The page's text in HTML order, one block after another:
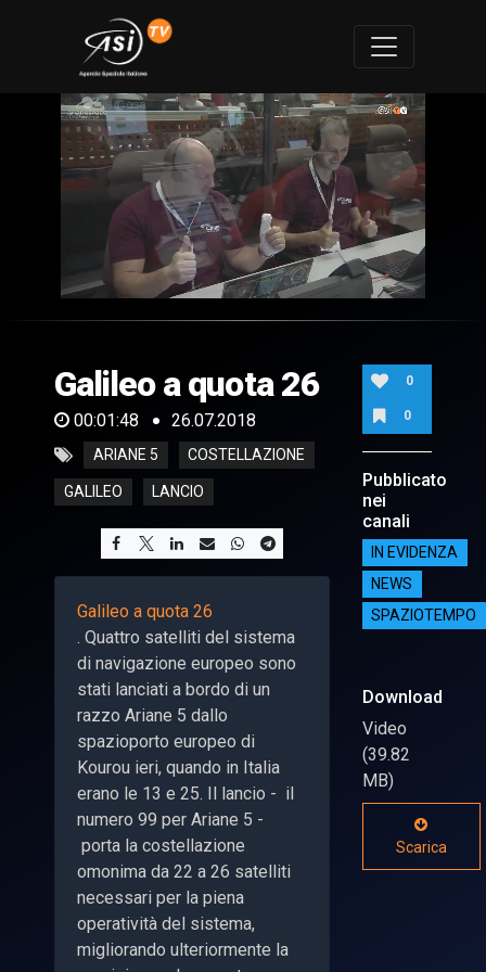
of
48
seconds
Galileo a quota 26
00:01:48 26.07.2018
ARIANE 5 COSTELLAZIONE
GALILEO LANCIO
Galileo a quota 26
. Quattro satelliti del sistema
di navigazione europeo sono
stati lanciati a bordo di un
razzo Ariane 5 dallo
spazioporto europeo di
Kourou ieri, quando in Italia
erano le 13 e 25. Il lancio - il
numero 99 per Ariane 5 -
porta la costellazione
omonima da 22 a 26 satelliti
necessari per la piena
operatività del sistema,
migliorando ulteriormente la
0
0
Pubblicato
nei
canali
IN EVIDENZA
NEWS
SPAZIOTEMPO
Download
Video
(39.82
MB)
Scarica